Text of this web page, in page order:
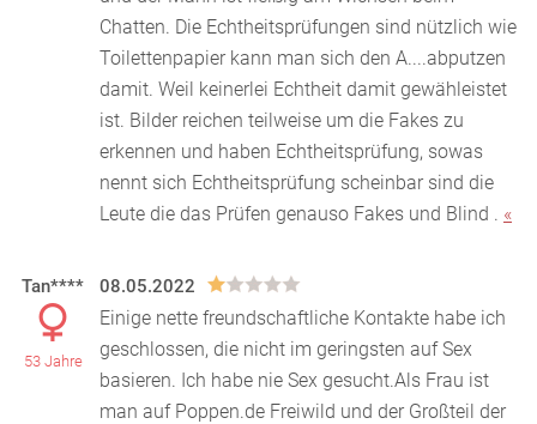
Chatten. Die Echtheitsprüfungen sind nützlich wie
Toilettenpapier kann man sich den A....abputzen
damit. Weil keinerlei Echtheit damit gewähleistet
ist. Bilder reichen teilweise um die Fakes zu
erkennen und haben Echtheitsprüfung, sowas
nennt sich Echtheitsprüfung scheinbar sind die
Leute die das Prüfen genauso Fakes und Blind . «
Tan****
53 Jahre
08.05.2022
Einige nette freundschaftliche Kontakte habe ich
geschlossen, die nicht im geringsten auf Sex
basieren. Ich habe nie Sex gesucht.Als Frau ist
man aufPoppen.de Freiwild und der Großteil der